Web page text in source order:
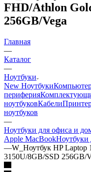
FHD/Athlon
256GB/Vega
Главная
—
Каталог
—
Ноутбуки
New Ноутбуки
периферия
ноутбуковКабели
ноутбуков
—
Ноутбуки для офиса и
Apple MacBookНоутбуки
—W_Ноутбук HP Laptop
3150U/8GB/SSD 256GB/